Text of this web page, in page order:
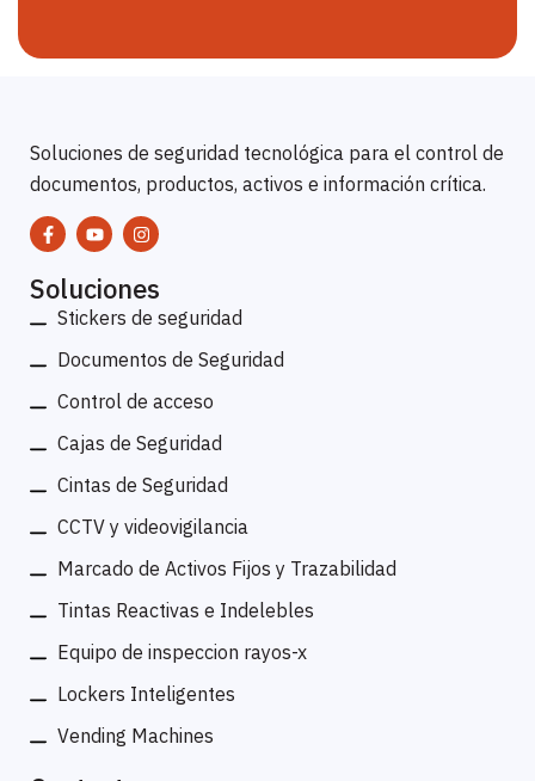
Soluciones de seguridad tecnológica para el control de
documentos, productos, activos e información crítica.
Soluciones
Stickers de seguridad
Documentos de Seguridad
Control de acceso
Cajas de Seguridad
Cintas de Seguridad
CCTV y videovigilancia
Marcado de Activos Fijos y Trazabilidad
Tintas Reactivas e Indelebles
Equipo de inspeccion rayos-x
Lockers Inteligentes
Vending Machines